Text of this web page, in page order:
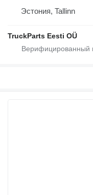
Эстония, Tallinn
TruckParts Eesti OÜ